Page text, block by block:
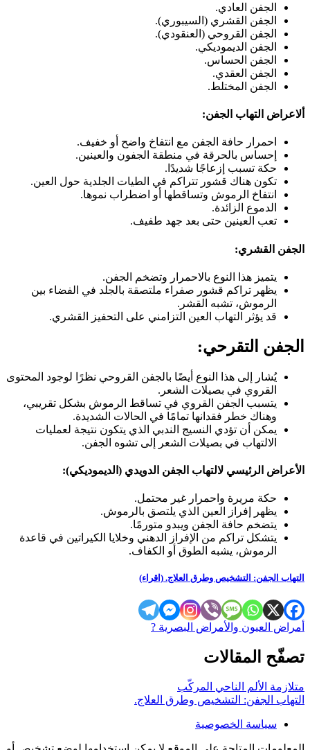
الجفن العادي.
الجفن القشري (السيبوري).
الجفن القروحي (العنقودي).
الجفن الديموديكي.
الجفن الحساس.
الجفن العقدي.
الجفن المختلط.
ألاعراض التهاب الجفن:
احمرار حافة الجفن مع انتفاخ واضح أو خفيف.
إحساس بالحرقة في منطقة الجفون والعينين.
حكة تسبب إزعاجًا شديدًا.
تكون هناك قشور تتراكم في الطيات الجلدية حول العين.
انتفاخ الرموش وتساقطها أو اضطراب نموها.
الدموع الزائدة.
تعب العينين حتى بعد جهد طفيف.
الجفن القشري:
يتميز هذا النوع بالاحمرار وتضخم الجفن.
يظهر تراكم قشور صفراء ملتصقة بالجلد في الفضاء بين
الرموش، تشبه القشر.
قد يؤثر التهاب العين التزامني على التحفيز القشري.
الجفن التقرحي:
يُشار إلى هذا النوع أيضًا بالجفن القروحي نظرًا لوجود المحتوى
القروي في بصيلات الشعر.
يتسبب الجفن القروي في تساقط الرموش بشكل تقريبي،
وهناك خطر فقدانها تمامًا في الحالات الشديدة.
يمكن أن تؤدي النسيج الندبي الذي يتكون نتيجة لعمليات
الالتهاب في بصيلات الشعر إلى تشوه الجفن.
الأعراض الرئيسي لالتهاب الجفن الدويدي (الديموديكي):
حكة مريرة واحمرار غير محتمل.
يظهر إفراز العين الذي يلتصق بالرموش.
يتضخم حافة الجفن ويبدو متورمًا.
يتشكل تراكم من الإفراز الدهني وخلايا الكيراتين في قاعدة
الرموش، يشبه الطوق أو الكفاف.
التهاب الجفن: التشخيص وطرق العلاج. (اقراء)
أمراض العيون والأمراض البصرية ?️
تصفّح المقالات
متلازمة الألم الناحي المركّب
التهاب الجفن: التشخيص وطرق العلاج.
سياسة الخصوصية